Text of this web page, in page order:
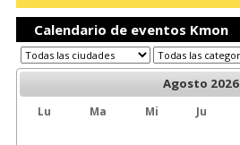
Calendario de eventos Kmon
Agosto 2026
Lu Ma Mi Ju